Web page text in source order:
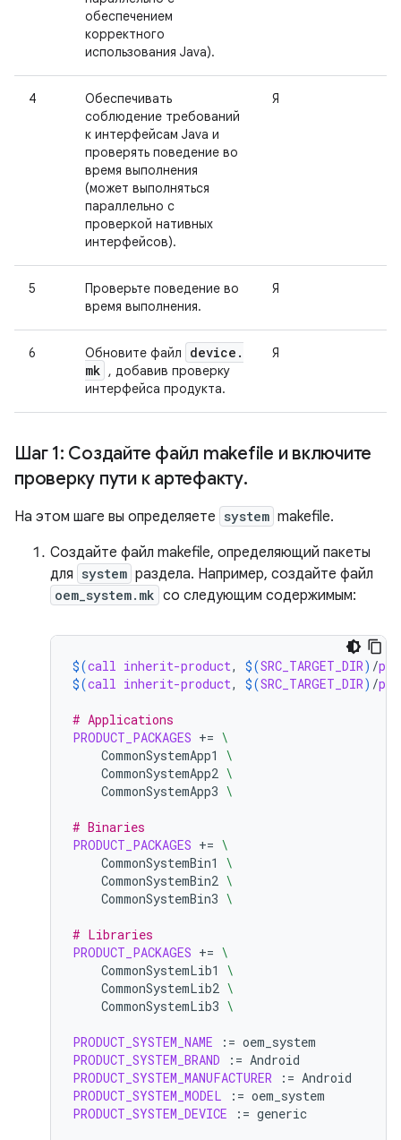
обеспечением
корректного
использования Java).
4
Обеспечивать
соблюдение требований
к интерфейсам Java и
проверять поведение во
время выполнения
(может выполняться
параллельно с
проверкой нативных
интерфейсов).
Я
5
Проверьте поведение во
время выполнения.
Я
6 Обновите файл device .
mk , добавив проверку
интерфейса продукта.
Я
Шаг 1: Создайте файл makefile и включите
проверку пути к артефакту.
На этом шаге вы определяете system makefile.
Создайте файл makefile, определяющий пакеты
для system раздела. Например, создайте файл
oem_system.mk со следующим содержимым:
$(call inherit-product, $(SRC_TARGET_DIR) /
$(call inherit-product, $(SRC_TARGET_DIR) /
# Applications
PRODUCT_PACKAGES += \
CommonSystemApp1
\
CommonSystemApp2 \
CommonSystemApp3 \
# Binaries
PRODUCT_PACKAGES += \
CommonSystemBin1
\
CommonSystemBin2 \
CommonSystemBin3 \
# Libraries
PRODUCT_PACKAGES += \
CommonSystemLib1
\
CommonSystemLib2 \
CommonSystemLib3 \
PRODUCT_SYSTEM_NAME :=
PRODUCT_SYSTEM_BRAND
:=
PRODUCT_SYSTEM_MANUFACTURER
:=
PRODUCT_SYSTEM_MODEL
:=
PRODUCT_SYSTEM_DEVICE
:= generic